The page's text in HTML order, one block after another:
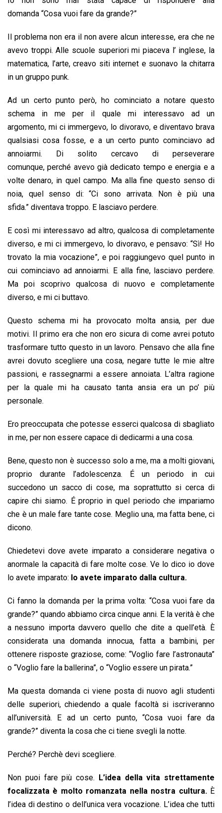
domanda “Cosa vuoi fare da grande?”
Il problema non era il non avere alcun interesse, era che ne
avevo troppi. Alle scuole superiori mi piaceva l’ inglese, la
matematica, l’arte, creavo siti internet e suonavo la chitarra
in un gruppo punk.
Ad un certo punto però, ho cominciato a notare questo
schema in me per il quale mi interessavo ad un
argomento, mi ci immergevo, lo divoravo, e diventavo brava
qualsiasi cosa fosse, e a un certo punto cominciavo ad
annoiarmi. Di solito cercavo di perseverare
comunque, perché avevo già dedicato tempo e energia e a
volte denaro, in quel campo. Ma alla fine questo senso di
noia, quel senso di: “Ci sono arrivata. Non è più una
sfida.” diventava troppo. E lasciavo perdere.
E così mi interessavo ad altro, qualcosa di completamente
diverso, e mi ci immergevo, lo divoravo, e pensavo: “Sì! Ho
trovato la mia vocazione”, e poi raggiungevo quel punto in
cui cominciavo ad annoiarmi. E alla fine, lasciavo perdere.
Ma poi scoprivo qualcosa di nuovo e completamente
diverso, e mi ci buttavo.
Questo schema mi ha provocato molta ansia, per due
motivi. Il primo era che non ero sicura di come avrei potuto
trasformare tutto questo in un lavoro. Pensavo che alla fine
avrei dovuto scegliere una cosa, negare tutte le mie altre
passioni, e rassegnarmi a essere annoiata. L’altra ragione
per la quale mi ha causato tanta ansia era un po’ più
personale.
Ero preoccupata che potesse esserci qualcosa di sbagliato
in me, per non essere capace di dedicarmi a una cosa.
Bene, questo non è successo solo a me, ma a molti giovani,
proprio durante l’adolescenza. É un periodo in cui
succedono un sacco di cose, ma soprattutto si cerca di
capire chi siamo. É proprio in quel periodo che impariamo
che è un male fare tante cose. Meglio una, ma fatta bene, ci
dicono.
Chiedetevi dove avete imparato a considerare negativa o
anormale la capacità di fare molte cose. Ve lo dico io dove
lo avete imparato: lo avete imparato dalla cultura.
Ci fanno la domanda per la prima volta: “Cosa vuoi fare da
grande?” quando abbiamo circa cinque anni. E la verità è che
a nessuno importa davvero quello che dite a quell’età. È
considerata una domanda innocua, fatta a bambini, per
ottenere risposte graziose, come: “Voglio fare l’astronauta”
o “Voglio fare la ballerina”, o “Voglio essere un pirata.”
Ma questa domanda ci viene posta di nuovo agli studenti
delle superiori, chiedendo a quale facoltà si iscriveranno
all’università. E ad un certo punto, “Cosa vuoi fare da
grande?” diventa la cosa che ci tiene svegli la notte.
Perché? Perchè devi scegliere.
Non puoi fare più cose. L’idea della vita strettamente
focalizzata è molto romanzata nella nostra cultura.È
l’idea di destino o dell’unica vera vocazione. L’idea che tutti